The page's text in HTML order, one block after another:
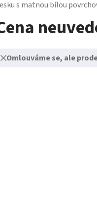
s matnou bílou
Omlouváme se, ale